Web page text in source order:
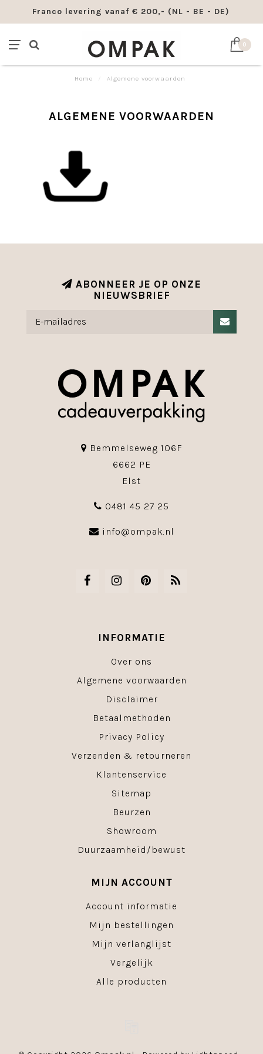
Franco levering vanaf € 200,- (NL - BE - DE)
0
Home Algemene voorwaarden
ALGEMENE VOORWAARDEN
ABONNEER JE OP ONZE
NIEUWSBRIEF
Bemmelseweg 106F
6662 PE
Elst
0481 45 27 25
info@ompak.nl
INFORMATIE
Over ons
Algemene voorwaarden
Disclaimer
Betaalmethoden
Privacy Policy
Verzenden & retourneren
Klantenservice
Sitemap
Beurzen
Showroom
Duurzaamheid/bewust
MIJN ACCOUNT
Account informatie
Mijn bestellingen
Mijn verlanglijst
Vergelijk
Alle producten